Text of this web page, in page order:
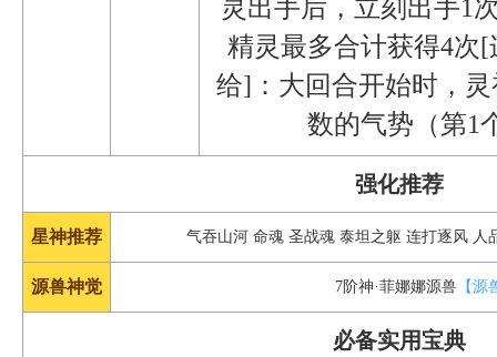
灵出手后，立刻出手1
精灵最多合计获得4次
给]：大回合开始时，
数的气势（第1
强化推荐
星神推荐 气吞山河 命魂 圣战魂 泰坦之躯 连打逐风 人
源兽神觉 7阶神·菲娜娜源兽 【
必备实用宝典